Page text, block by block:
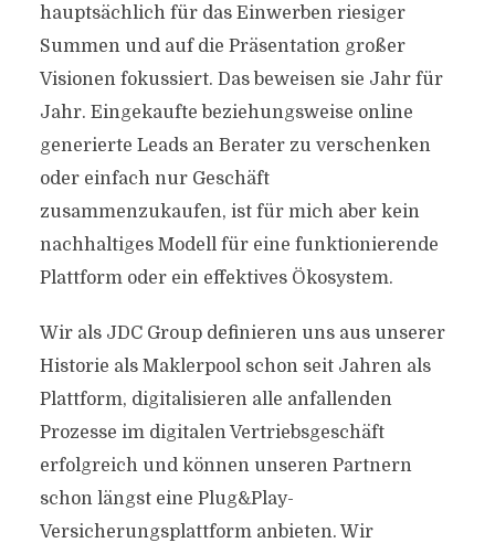
hauptsächlich für das Einwerben riesiger
Summen und auf die Präsentation großer
Visionen fokussiert. Das beweisen sie Jahr für
Jahr. Eingekaufte beziehungsweise online
generierte Leads an Berater zu verschenken
oder einfach nur Geschäft
zusammenzukaufen, ist für mich aber kein
nachhaltiges Modell für eine funktionierende
Plattform oder ein effektives Ökosystem.
Wir als JDC Group definieren uns aus unserer
Historie als Maklerpool schon seit Jahren als
Plattform, digitalisieren alle anfallenden
Prozesse im digitalen Vertriebsgeschäft
erfolgreich und können unseren Partnern
schon längst eine Plug&Play-
Versicherungsplattform anbieten. Wir